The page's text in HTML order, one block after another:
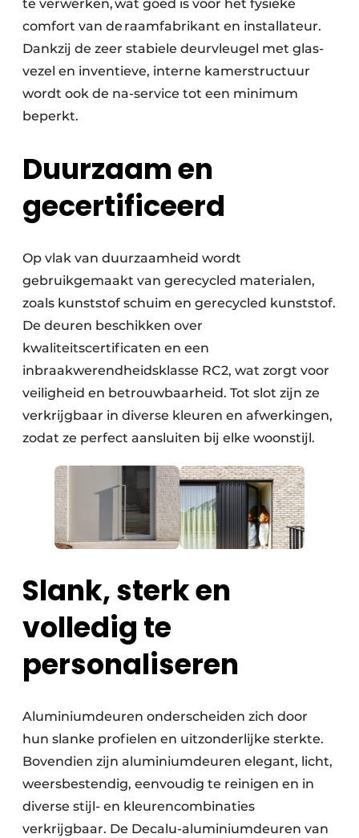
te verwerken, wat goed is voor het fysieke
comfort van de raamfabrikant en installateur.
Dankzij de zeer stabiele deurvleugel met glas-
vezel en inventieve, interne kamerstructuur
wordt ook de na-service tot een minimum
beperkt.
Duurzaam en
gecertificeerd
Op vlak van duurzaamheid wordt
gebruikgemaakt van gerecycled materialen,
zoals kunststof schuim en gerecycled kunststof.
De deuren beschikken over
kwaliteitscertificaten en een
inbraakwerendheidsklasse RC2, wat zorgt voor
veiligheid en betrouwbaarheid. Tot slot zijn ze
verkrijgbaar in diverse kleuren en afwerkingen,
zodat ze perfect aansluiten bij elke woonstijl.
Slank, sterk en
volledig te
personaliseren
Aluminiumdeuren onderscheiden zich door
hun slanke profielen en uitzonderlijke sterkte.
Bovendien zijn aluminiumdeuren elegant, licht,
weersbestendig, eenvoudig te reinigen en in
diverse stijl- en kleurencombinaties
verkrijgbaar. De Decalu-aluminiumdeuren van